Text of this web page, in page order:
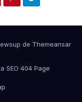
de Themeansar
SEO 404 Page